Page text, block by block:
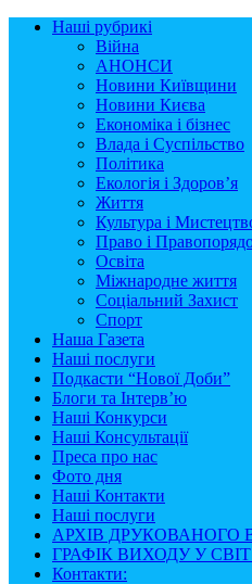
Наші рубрикі
Війна
АНОНСИ
Новини Київщини
Новини Києва
Економіка і бізнес
Влада і Суспільство
Політика
Екологія і Здоров’я
Життя
Культура і
Право і
Освіта
Міжнародне життя
Соціальний Захист
Спорт
Наша Газета
Наші послуги
Подкасти “Нової Доби”
Блоги та Інтерв’ю
Наші Конкурси
Наші Консультації
Преса про нас
Фото дня
Наші Контакти
Наші послуги
АРХІВ ДРУКОВАНОГО
ГРАФІК ВИХОДУ У
Контакти: